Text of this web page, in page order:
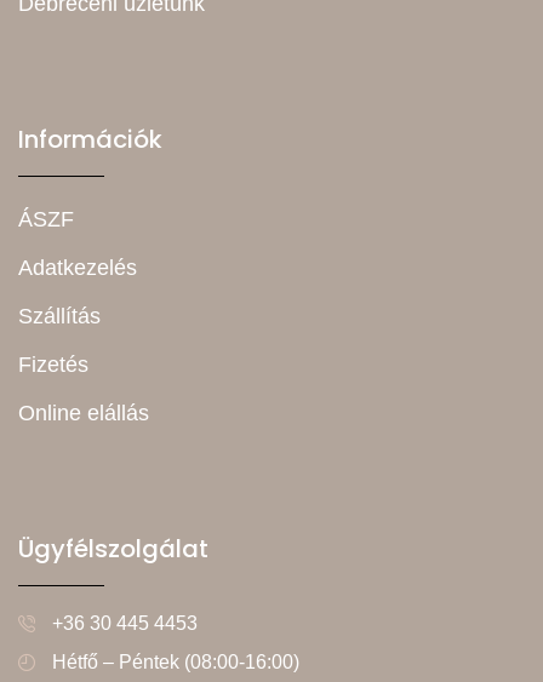
Információk
ÁSZF
Adatkezelés
Szállítás
Fizetés
Online elállás
Ügyfélszolgálat
+36 30 445 4453
Hétfő – Péntek (08:00-16:00)